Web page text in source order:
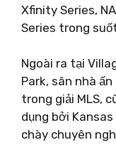
Xfinity Series,
Series trong
Ngoài ra tại
Park, sân nhà
trong giải MLS,
dụng bởi
chày chuyên